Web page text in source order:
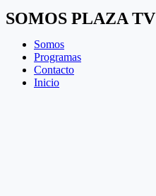
SOMOS PLAZA TV
Somos
Programas
Contacto
Inicio